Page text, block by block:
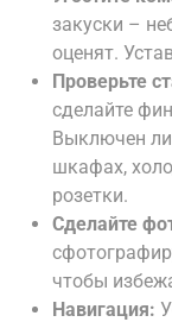
закуски –
оценят.
Проверьте
сделайте
Выключен
шкафах,
розетки.
Сделайте
чтобы
Навигация: